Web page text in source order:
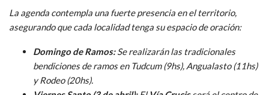
La agenda contempla una fuerte presencia en el territorio,
asegurando que cada localidad tenga su espacio de oración:
Domingo de Ramos:Se realizarán las tradicionales
bendiciones de ramos en Tudcum (9hs), Angualasto (11hs)
y Rodeo (20hs).